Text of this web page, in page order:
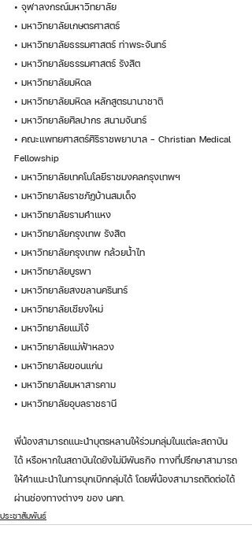
• จุฬาลงกรณ์มหาวิทยาลัย
• มหาวิทยาลัยเกษตรศาสตร์
• มหาวิทยาลัยธรรมศาสตร์ ท่าพระจันทร์
• มหาวิทยาลัยธรรมศาสตร์ รังสิต
• มหาวิทยาลัยมหิดล
• มหาวิทยาลัยมหิดล หลักสูตรนานาชาติ
• มหาวิทยาลัยศิลปากร สนามจันทร์
• คณะแพทยศาสตร์ศิริราชพยาบาล – Christian Medical
Fellowship
• มหาวิทยาลัยเทคโนโลยีราชมงคลกรุงเทพฯ
• มหาวิทยาลัยราชภัฏบ้านสมเด็จ
• มหาวิทยาลัยรามคำแหง
• มหาวิทยาลัยกรุงเทพ รังสิต
• มหาวิทยาลัยกรุงเทพ กล้วยน้ำไท
• มหาวิทยาลัยบูรพา
• มหาวิทยาลัยสงขลานครินทร์
• มหาวิทยาลัยเชียงใหม่
• มหาวิทยาลัยแม่โจ้
• มหาวิทยาลัยแม่ฟ้าหลวง
• มหาวิทยาลัยขอนแก่น
• มหาวิทยาลัยมหาสารคาม
• มหาวิทยาลัยอุบลราชธานี
พี่น้องสามารถแนะนำบุตรหลานให้ร่วมกลุ่มในแต่ละสถาบัน
ได้ หรือหากในสถาบันใดยังไม่มีพันธกิจ ทางที่ปรึกษาสามารถ
ให้คำแนะนำในการบุกเบิกกลุ่มได้ โดยพี่น้องสามารถติดต่อได้
ผ่านช่องทางต่างๆ ของ นคท.
ประชาสัมพันธ์